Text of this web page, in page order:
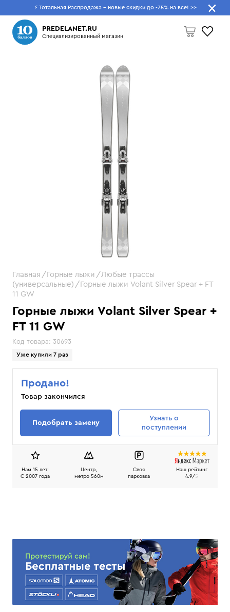
⚡ Тотальная Распродажа - новые скидки до -75% на все! >>
PREDELANET.RU
Специализированный магазин
Что будем искать?
Главная Горные лыжи
Любые трассы
(универсальные)
Горные лыжи Volant Silver Spear + FT
11 GW
Горные лыжи Volant Silver Spear +
FT 11 GW
Код товара: 30693
Уже купили 7 раз
Продано!
Товар закончился
Подобрать замену
Узнать о
поступлении
Нам 15 лет!
C 2007 года
Центр,
метро 560м
Своя
парковка
Наш рейтинг
4.9/5